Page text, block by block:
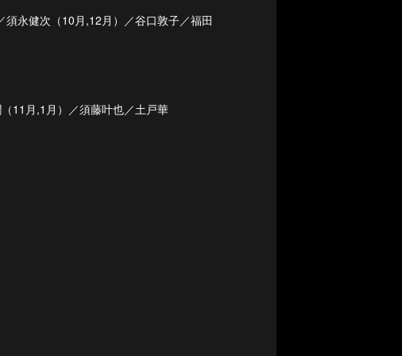
永健次（10月,12月）／谷口敦子／福田
11月,1月）／須藤叶也／土戸華